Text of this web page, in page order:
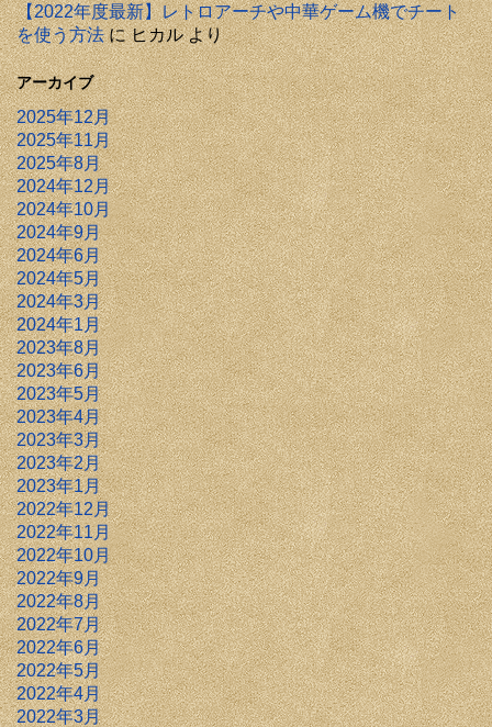
【2022年度最新】レトロアーチや中華ゲーム機でチート
を使う方法にヒカルより
アーカイブ
2025年12月
2025年11月
2025年8月
2024年12月
2024年10月
2024年9月
2024年6月
2024年5月
2024年3月
2024年1月
2023年8月
2023年6月
2023年5月
2023年4月
2023年3月
2023年2月
2023年1月
2022年12月
2022年11月
2022年10月
2022年9月
2022年8月
2022年7月
2022年6月
2022年5月
2022年4月
2022年3月